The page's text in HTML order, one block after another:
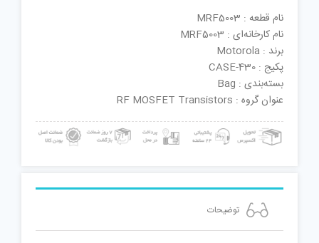
نام قطعه : MRF5003
نام کارخانه‌ای : MRF5003
برند : Motorola
پکیج : CASE-430
بسته‌بندی : Bag
عنوان گروه : RF MOSFET Transistors
توضیحات